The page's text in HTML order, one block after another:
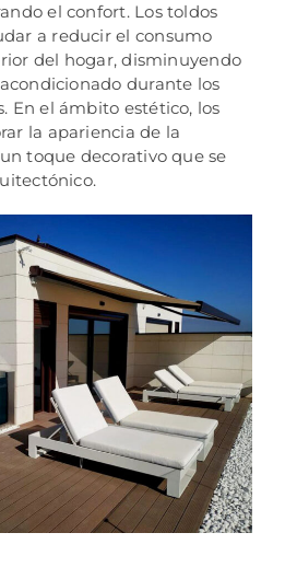
el confort. Los toldos
a reducir el consumo
del hogar, disminuyendo
durante los
En el ámbito estético, los
la apariencia de la
toque decorativo que se